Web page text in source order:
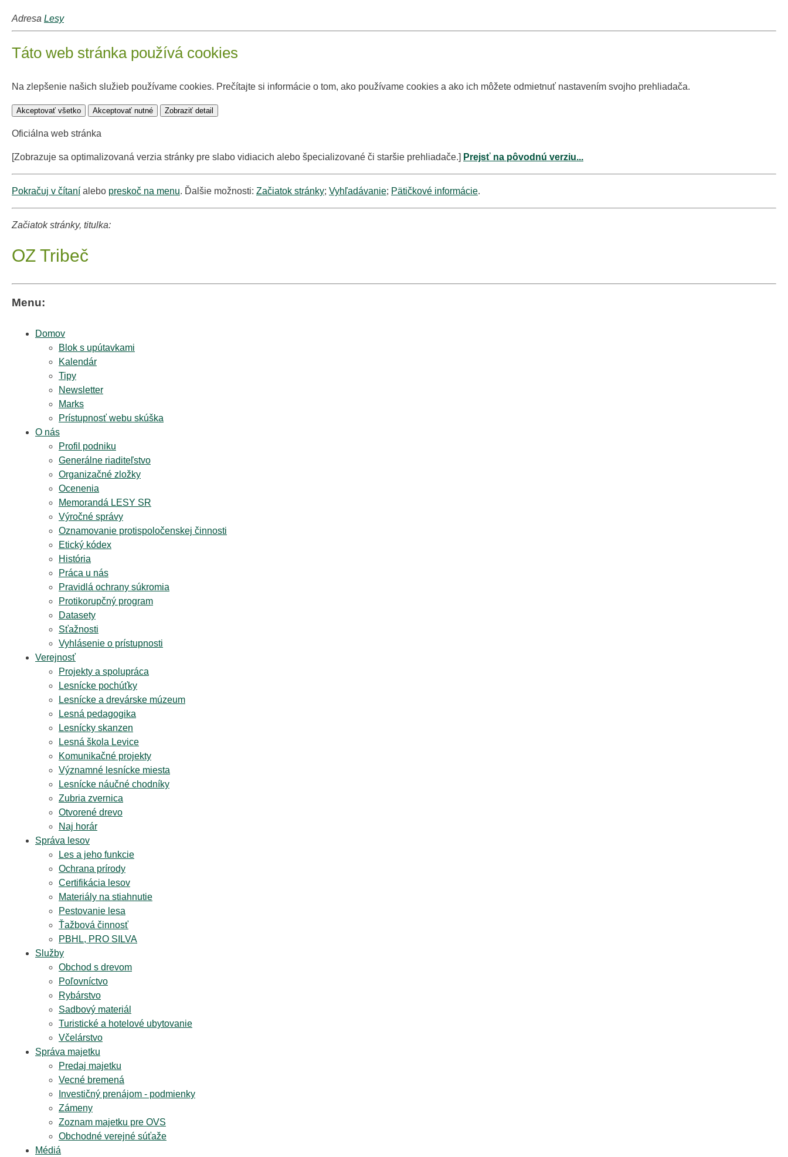
Adresa Lesy
Táto web stránka používá cookies
Na zlepšenie našich služieb používame cookies. Prečítajte si informácie o tom, ako používame cookies a ako ich môžete odmietnuť nastavením svojho prehliadača.
Akceptovať všetko Akceptovať nutné Zobraziť detail
Oficiálna web stránka
[Zobrazuje sa optimalizovaná verzia stránky pre slabo vidiacich alebo špecializované či staršie prehliadače.] Prejsť na pôvodnú verziu...
Pokračuj v čítaní alebo preskoč na menu. Ďalšie možnosti: Začiatok stránky; Vyhľadávanie; Pätičkové informácie.
Začiatok stránky, titulka:
OZ Tribeč
Menu:
Domov
Blok s upútavkami
Kalendár
Tipy
Newsletter
Marks
Prístupnosť webu skúška
O nás
Profil podniku
Generálne riaditeľstvo
Organizačné zložky
Ocenenia
Memorandá LESY SR
Výročné správy
Oznamovanie protispoločenskej činnosti
Etický kódex
História
Práca u nás
Pravidlá ochrany súkromia
Protikorupčný program
Datasety
Sťažnosti
Vyhlásenie o prístupnosti
Verejnosť
Projekty a spolupráca
Lesnícke pochúťky
Lesnícke a drevárske múzeum
Lesná pedagogika
Lesnícky skanzen
Lesná škola Levice
Komunikačné projekty
Významné lesnícke miesta
Lesnícke náučné chodníky
Zubria zvernica
Otvorené drevo
Naj horár
Správa lesov
Les a jeho funkcie
Ochrana prírody
Certifikácia lesov
Materiály na stiahnutie
Pestovanie lesa
Ťažbová činnosť
PBHL, PRO SILVA
Služby
Obchod s drevom
Poľovníctvo
Rybárstvo
Sadbový materiál
Turistické a hotelové ubytovanie
Včelárstvo
Správa majetku
Predaj majetku
Vecné bremená
Investičný prenájom - podmienky
Zámeny
Zoznam majetku pre OVS
Obchodné verejné súťaže
Médiá